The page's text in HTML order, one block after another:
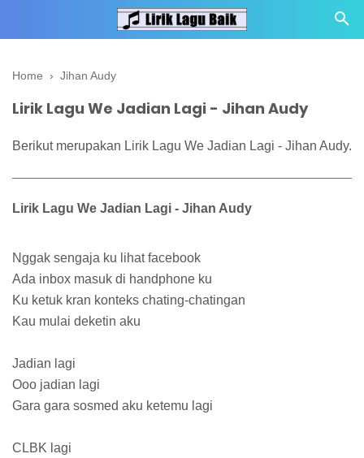
Home › Jihan Audy
Lirik Lagu We Jadian Lagi - Jihan Audy
Berikut merupakan Lirik Lagu We Jadian Lagi - Jihan Audy.
Lirik Lagu We Jadian Lagi - Jihan Audy
Nggak sengaja ku lihat facebook
Ada inbox masuk di handphone ku
Ku ketuk kran konteks chating-chatingan
Kau mulai deketin aku
Jadian lagi
Ooo jadian lagi
Gara gara sosmed aku ketemu lagi
CLBK lagi